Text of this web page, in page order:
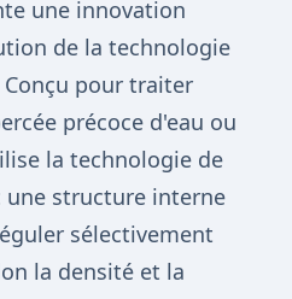
une innovation
de la technologie
pour traiter
précoce d'eau ou
la technologie de
une structure interne
sélectivement
la densité et la